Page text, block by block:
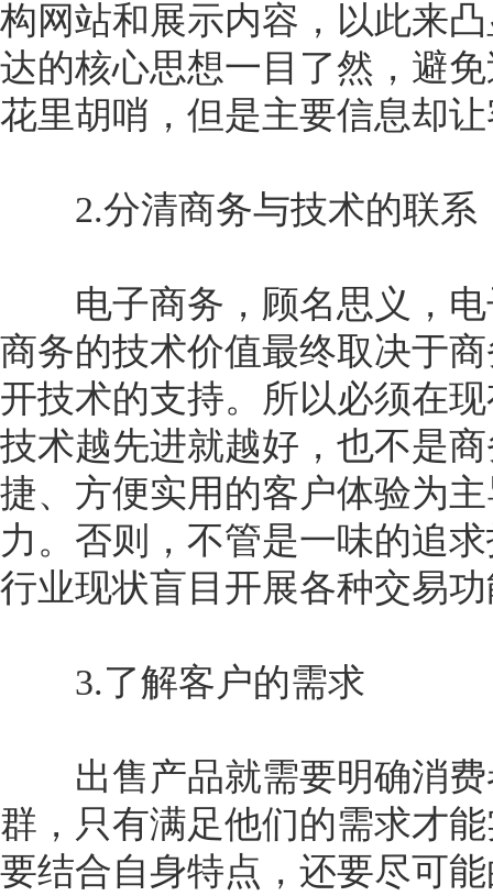
构网站和展示内容，以此来
达的核心思想一目了然，避
花里胡哨，但是主要信息却
2.分清商务与技术的联系
电子商务，顾名思义，电
商务的技术价值最终取决于
开技术的支持。所以必须在
技术越先进就越好，也不是
捷、方便实用的客户体验为
力。否则，不管是一味的追
行业现状盲目开展各种交易
3.了解客户的需求
出售产品就需要明确消费
群，只有满足他们的需求才
要结合自身特点，还要尽可